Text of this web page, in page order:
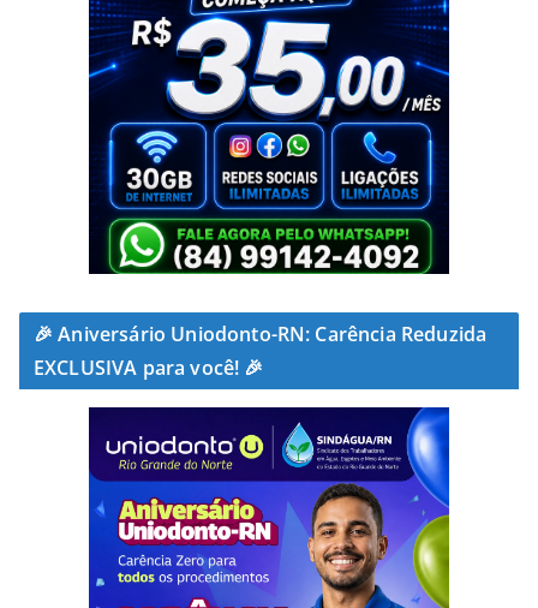
🎉 Aniversário Uniodonto-RN: Carência Reduzida
EXCLUSIVA para você! 🎉